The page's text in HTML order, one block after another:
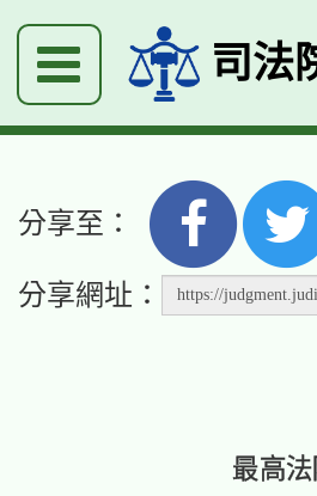
司法
分享至：
分享網址：
最高